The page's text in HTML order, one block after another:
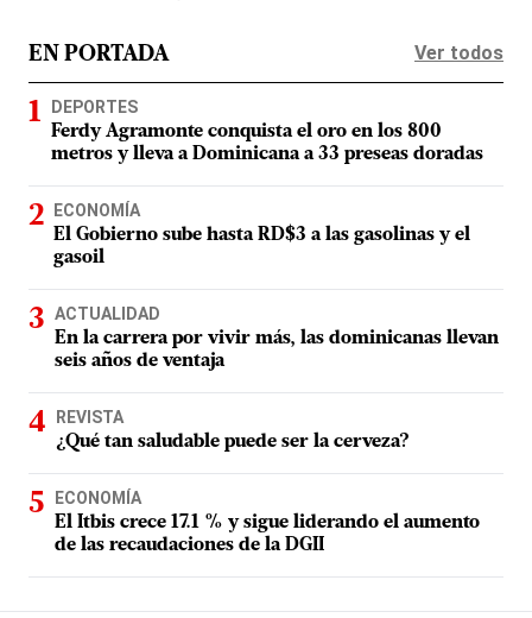
EN PORTADA Ver todos
DEPORTES
Ferdy Agramonte conquista el oro en los 800
metros y lleva a Dominicana a 33 preseas doradas
ECONOMÍA
El Gobierno sube hasta RD$3 a las gasolinas y el
gasoil
ACTUALIDAD
En la carrera por vivir más, las dominicanas llevan
seis años de ventaja
REVISTA
¿Qué tan saludable puede ser la cerveza?
ECONOMÍA
El Itbis crece 17.1 % y sigue liderando el aumento
de las recaudaciones de la DGII